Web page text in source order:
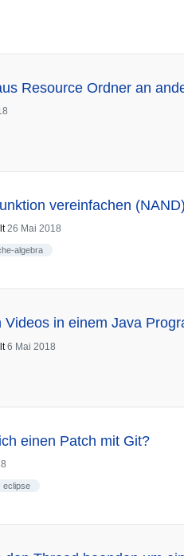
Resource Ordner an
vereinfachen (NAND)
26 Mai 2018
algebra
Videos in einem Java
6 Mai 2018
einen Patch mit Git?
eclipse